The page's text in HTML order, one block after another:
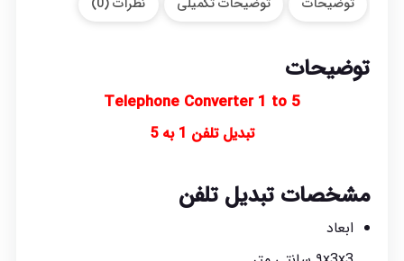
توضیحات توضیحات تکمیلی نظرات (0)
توضیحات
Telephone Converter 1 to 5
تبدیل تلفن 1 به 5
مشخصات تبدیل تلفن
ابعاد